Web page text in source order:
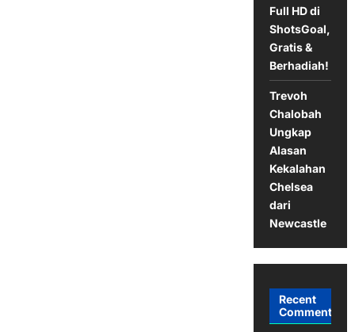
Full HD di
ShotsGoal,
Gratis &
Berhadiah!
Trevoh
Chalobah
Ungkap
Alasan
Kekalahan
Chelsea
dari
Newcastle
Recent
Comments